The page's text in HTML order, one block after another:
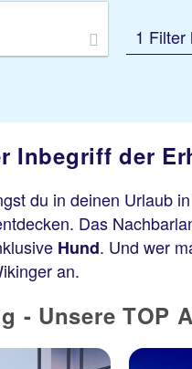
1 Filter
Inbegriff der
du in deinen Urlaub
Das
Hund. Und wer
an.
- Unsere TOP